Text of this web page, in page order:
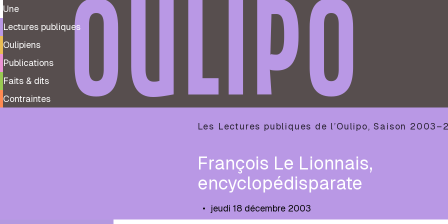
Une
Lectures publiques
Oulipiens
Publications
Faits & dits
Contraintes
OULIPO
Les Lectures publiques de l’Oulipo, Saison
François Le Lionnais,
encyclopédisparate
• jeudi 18 décembre 2003